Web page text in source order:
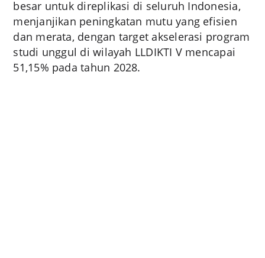
besar untuk direplikasi di seluruh Indonesia,
menjanjikan peningkatan mutu yang efisien
dan merata, dengan target akselerasi program
studi unggul di wilayah LLDIKTI V mencapai
51,15% pada tahun 2028.